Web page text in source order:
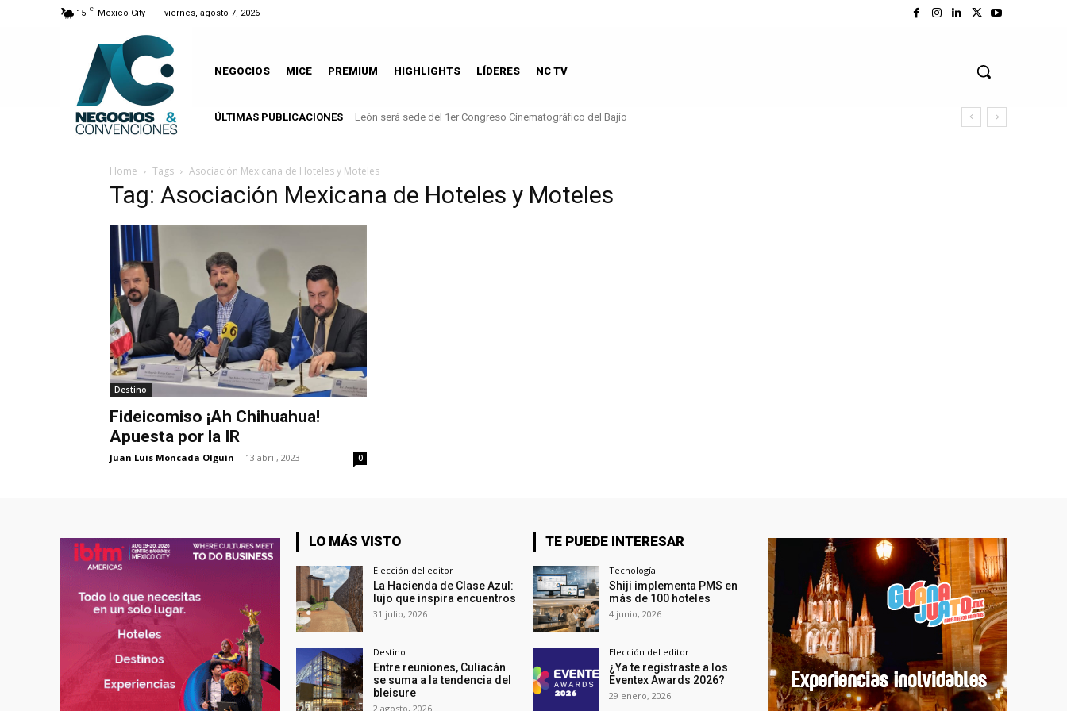
15 C Mexico City viernes, agosto 7, 2026
NEGOCIOS MICE PREMIUM HIGHLIGHTS LÍDERES NC TV
ÚLTIMAS PUBLICACIONES León será sede del 1er Congreso Cinematográfico del Bajío
Home Tags Asociación Mexicana de Hoteles y Moteles
Tag: Asociación Mexicana de Hoteles y Moteles
Destino
Fideicomiso ¡Ah Chihuahua!
Apuesta por la IR
Juan Luis Moncada Olguín - 13 abril, 2023 0
LO MÁS VISTO
Elección del editor
La Hacienda de Clase Azul:
lujo que inspira encuentros
31 julio, 2026
Destino
Entre reuniones, Culiacán
se suma a la tendencia del
bleisure
2 agosto, 2026
TE PUEDE INTERESAR
Tecnología
Shiji implementa PMS en
más de 100 hoteles
4 junio, 2026
Elección del editor
¿Ya te registraste a los
Eventex Awards 2026?
29 enero, 2026